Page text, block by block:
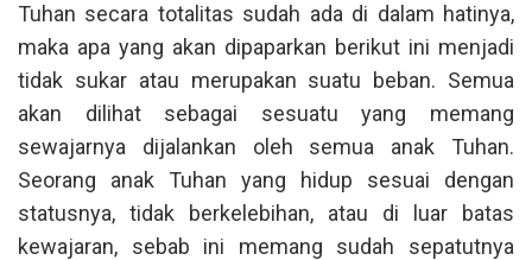
Tuhan secara totalitas sudah ada di dalam hatinya,
maka apa yang akan dipaparkan berikut ini menjadi
tidak sukar atau merupakan suatu beban. Semua
akan dilihat sebagai sesuatu yang memang
sewajarnya dijalankan oleh semua anak Tuhan.
Seorang anak Tuhan yang hidup sesuai dengan
statusnya, tidak berkelebihan, atau di luar batas
kewajaran, sebab ini memang sudah sepatutnya